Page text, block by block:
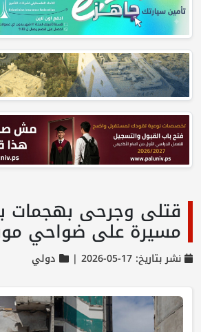
قتلى وجرحى بهجمات
مسيرة على ضواحي
نشر بتاريخ: 17-05-2026 | دولي